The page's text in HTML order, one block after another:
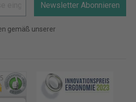
Newsletter Abonnieren
gemäß unserer